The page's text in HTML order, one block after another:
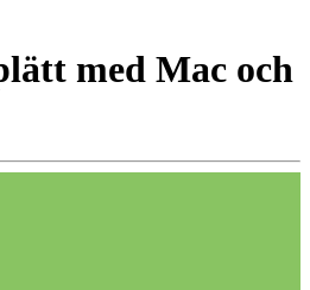
med Mac och